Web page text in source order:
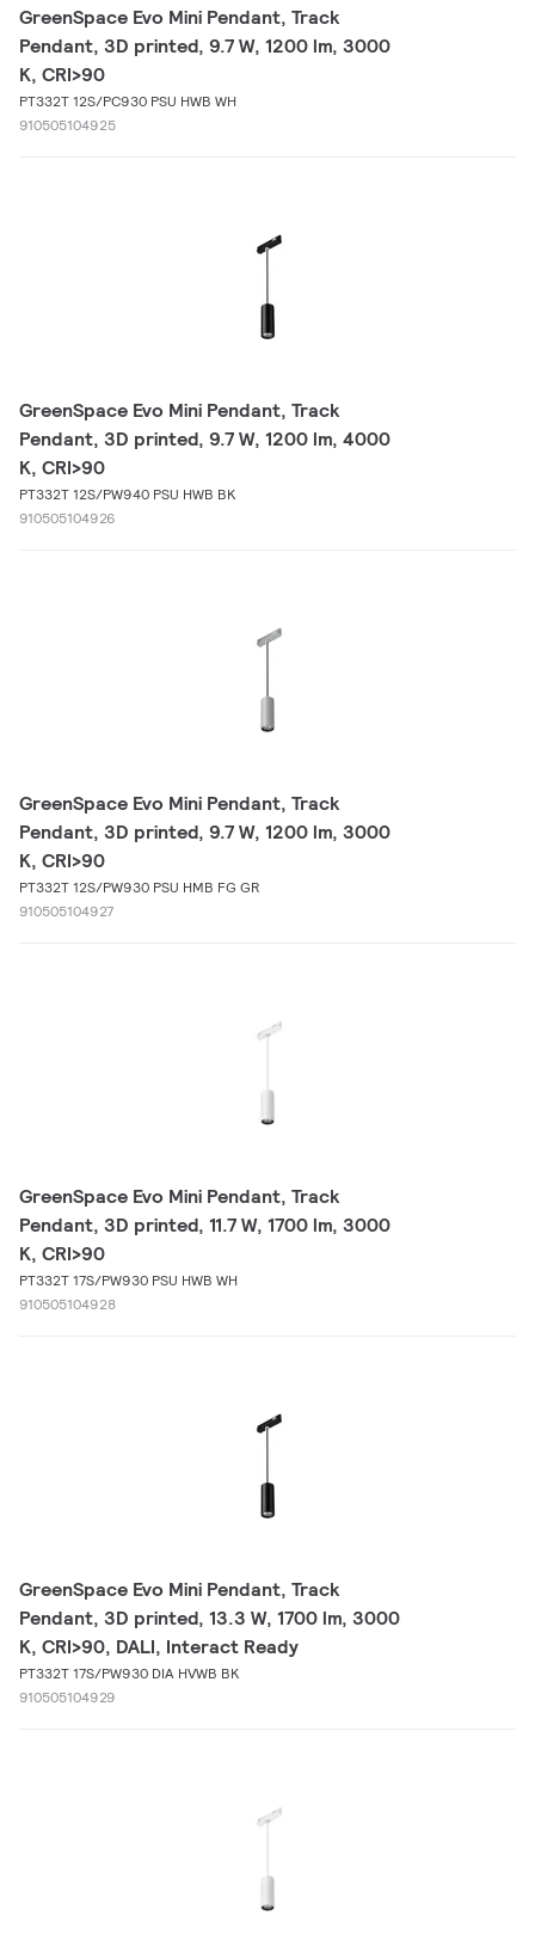
GreenSpace Evo Mini Pendant, Track
Pendant, 3D printed, 9.7 W, 1200 lm, 3000
K, CRI>90
PT332T 12S/PC930 PSU HWB WH
910505104925
GreenSpace Evo Mini Pendant, Track
Pendant, 3D printed, 9.7 W, 1200 lm, 4000
K, CRI>90
PT332T 12S/PW940 PSU HWB BK
910505104926
GreenSpace Evo Mini Pendant, Track
Pendant, 3D printed, 9.7 W, 1200 lm, 3000
K, CRI>90
PT332T 12S/PW930 PSU HMB FG GR
910505104927
GreenSpace Evo Mini Pendant, Track
Pendant, 3D printed, 11.7 W, 1700 lm, 3000
K, CRI>90
PT332T 17S/PW930 PSU HWB WH
910505104928
GreenSpace Evo Mini Pendant, Track
Pendant, 3D printed, 13.3 W, 1700 lm, 3000
K, CRI>90, DALI, Interact Ready
PT332T 17S/PW930 DIA HVWB BK
910505104929